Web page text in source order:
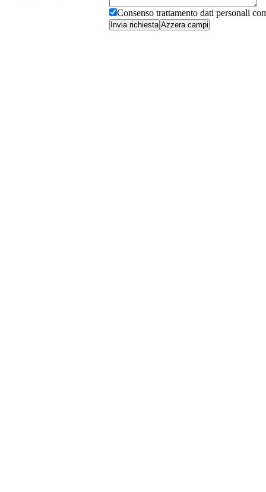
Consenso trattamento dati personali